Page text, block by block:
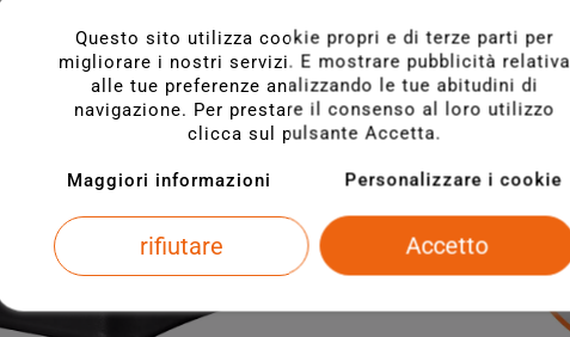
Questo sito utilizza cookie propri e di terze parti per
migliorare i nostri servizi. E mostrare pubblicità relativa
alle tue preferenze analizzando le tue abitudini di
navigazione. Per prestare il consenso al loro utilizzo
clicca sul pulsante Accetta.
Maggiori informazioni Personalizzare i cookie
rifiutare Accetto